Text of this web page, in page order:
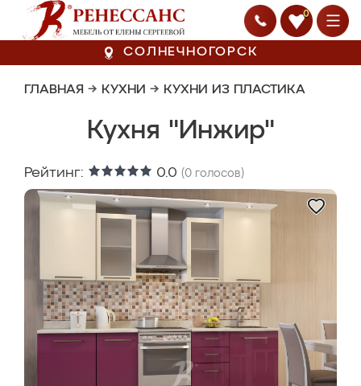
0
СОЛНЕЧНОГОРСК
ГЛАВНАЯ → КУХНИ → КУХНИ ИЗ ПЛАСТИКА
Кухня "Инжир"
Рейтинг: 0.0 (0 голосов)